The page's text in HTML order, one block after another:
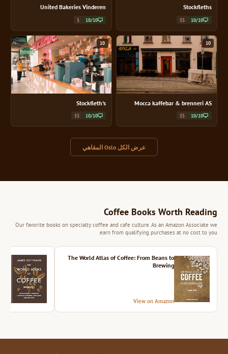
Stockfleths
10/10
$$
United Bakeries Vinderen
10/10
$
10
Mocca kaffebar & brenneri AS
10/10
$$
10
Stockfleth's
10/10
$$
عرض الكل Oslo المقاهي
Coffee Books Worth Reading
Our favorite books on specialty coffee and cafe culture. As an Amazon Associate we
earn from qualifying purchases at no cost to you.
The World Atlas of Coffee: From Beans to
Brewing
View on Amazon